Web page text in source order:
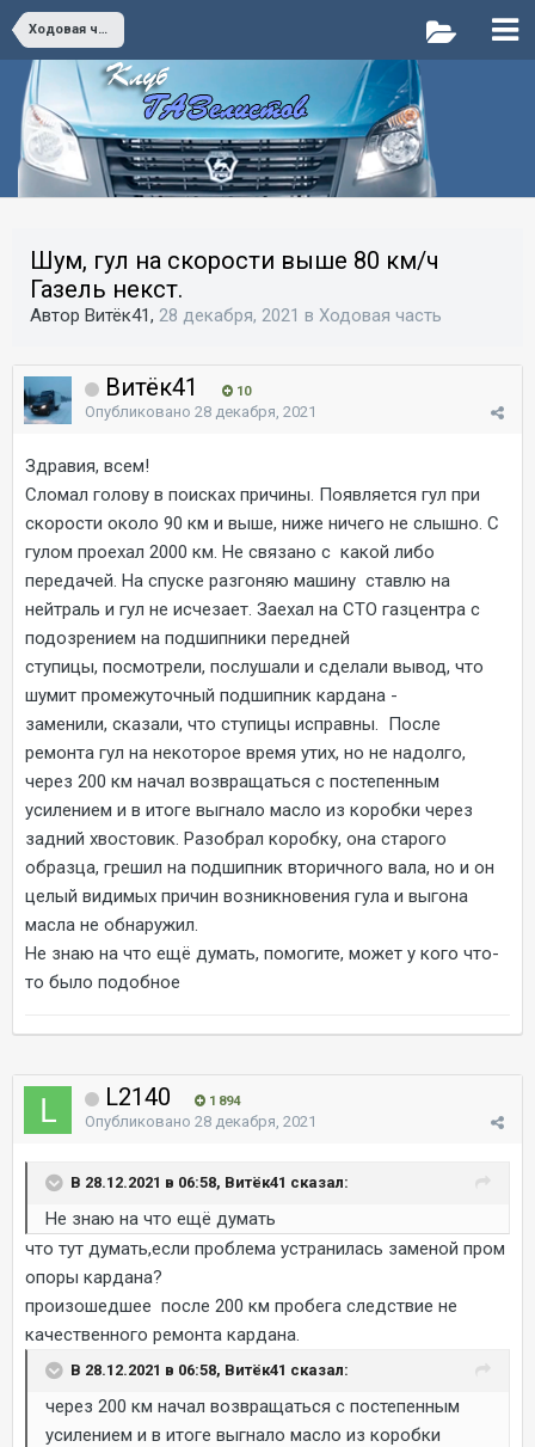
Ходовая часть
Шум, гул на скорости выше 80 км/ч
Газель некст.
Автор Витёк41, 28 декабря, 2021 в Ходовая часть
Витёк41 10
Опубликовано 28 декабря, 2021
Здравия, всем!
Сломал голову в поисках причины. Появляется гул при
скорости около 90 км и выше, ниже ничего не слышно. С
гулом проехал 2000 км. Не связано с какой либо
передачей. На спуске разгоняю машину ставлю на
нейтраль и гул не исчезает. Заехал на СТО газцентра с
подозрением на подшипники передней
ступицы, посмотрели, послушали и сделали вывод, что
шумит промежуточный подшипник кардана -
заменили, сказали, что ступицы исправны. После
ремонта гул на некоторое время утих, но не надолго,
через 200 км начал возвращаться с постепенным
усилением и в итоге выгнало масло из коробки через
задний хвостовик. Разобрал коробку, она старого
образца, грешил на подшипник вторичного вала, но и он
целый видимых причин возникновения гула и выгона
масла не обнаружил.
Не знаю на что ещё думать, помогите, может у кого что-
то было подобное
L2140 1 894
Опубликовано 28 декабря, 2021
В 28.12.2021 в 06:58, Витёк41 сказал:
Не знаю на что ещё думать
что тут думать,если проблема устранилась заменой пром
опоры кардана?
произошедшее после 200 км пробега следствие не
качественного ремонта кардана.
В 28.12.2021 в 06:58, Витёк41 сказал:
через 200 км начал возвращаться с постепенным
усилением и в итоге выгнало масло из коробки